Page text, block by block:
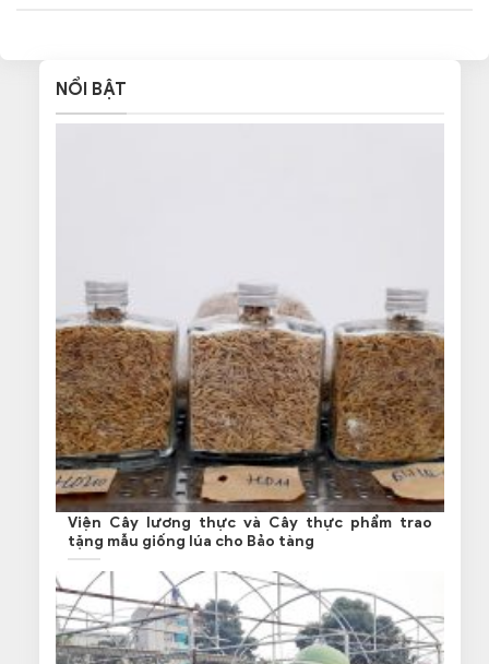
NỔI BẬT
Viện Cây lương thực và Cây thực phẩm trao
tặng mẫu giống lúa cho Bảo tàng